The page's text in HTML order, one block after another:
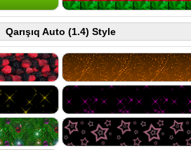
Qarışıq Auto (1.4) Style